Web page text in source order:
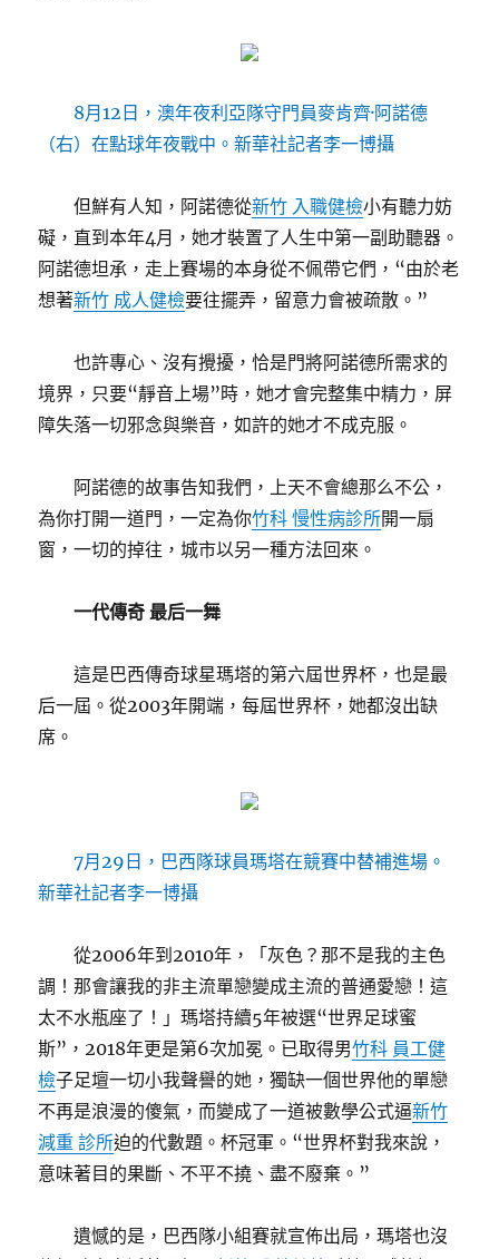
8月12日，澳年夜利亞隊守門員麥肯齊·阿諾德
（右）在點球年夜戰中。新華社記者李一博攝
但鮮有人知，阿諾德從新竹 入職健檢小有聽力妨
礙，直到本年4月，她才裝置了人生中第一副助聽器。
阿諾德坦承，走上賽場的本身從不佩帶它們，“由於老
想著新竹 成人健檢要往擺弄，留意力會被疏散。”
也許專心、沒有攪擾，恰是門將阿諾德所需求的
境界，只要“靜音上場”時，她才會完整集中精力，屏
障失落一切邪念與樂音，如許的她才不成克服。
阿諾德的故事告知我們，上天不會總那么不公，
為你打開一道門，一定為你竹科 慢性病診所開一扇
窗，一切的掉往，城市以另一種方法回來。
一代傳奇 最后一舞
這是巴西傳奇球星瑪塔的第六屆世界杯，也是最
后一屆。從2003年開端，每屆世界杯，她都沒出缺
席。
7月29日，巴西隊球員瑪塔在競賽中替補進場。
新華社記者李一博攝
從2006年到2010年，「灰色？那不是我的主色
調！那會讓我的非主流單戀變成主流的普通愛戀！這
太不水瓶座了！」瑪塔持續5年被選“世界足球蜜
斯”，2018年更是第6次加冕。已取得男竹科 員工健
檢子足壇一切小我聲譽的她，獨缺一個世界他的單戀
不再是浪漫的傻氣，而變成了一道被數學公式逼新竹
減重 診所迫的代數題。杯冠軍。“世界杯對我來說，
意味著目的果斷、不平不撓、盡不廢棄。”
遺憾的是，巴西隊小組賽就宣佈出局，瑪塔也沒